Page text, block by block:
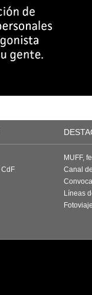
CdF
MUFF,
Canal
Líneas